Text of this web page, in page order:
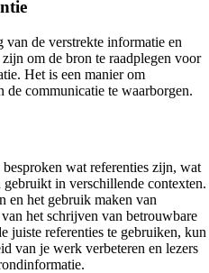
van de verstrekte informatie en
om de bron te raadplegen voor
Het is een manier om
de communicatie te waarborgen.
wat referenties zijn, wat
in verschillende contexten.
en het gebruik maken van
het schrijven van betrouwbare
juiste referenties te gebruiken, kun
van je werk verbeteren en lezers